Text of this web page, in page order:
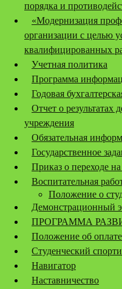
порядка и
«Модернизация
организации с целью
квалифицированных
Учетная политика
Программа
Годовая
Отчет о результатах
учреждения
Обязательная
Государственное
Приказ о переходе
Воспитательная
Положение о
Демонстрационный
ПРОГРАММА
Положение об оплате
Студенческий
Навигатор
Наставничество